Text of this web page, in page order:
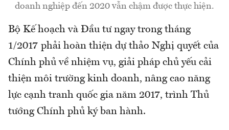
doanh nghiệp đến 2020 vẫn chậm được thực hiện.
Bộ Kế hoạch và Đầu tư ngay trong tháng
1/2017 phải hoàn thiện dự thảo Nghị quyết của
Chính phủ về nhiệm vụ, giải pháp chủ yếu cải
thiện môi trường kinh doanh, nâng cao năng
lực cạnh tranh quốc gia năm 2017, trình Thủ
tướng Chính phủ ký ban hành.